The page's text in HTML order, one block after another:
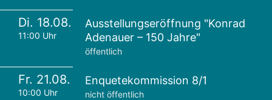
Di. 18.08.
11:00 Uhr
Ausstellungseröffnung "Konrad
Adenauer – 150 Jahre"
öffentlich
Fr. 21.08.
10:00 Uhr
Enquetekommission 8/1
nicht öffentlich